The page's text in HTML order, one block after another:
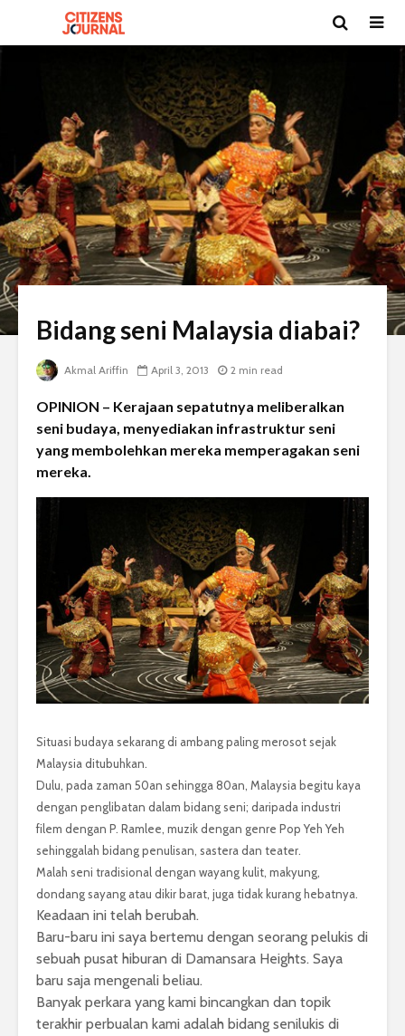
Bidang seni Malaysia diabai?
Akmal Ariffin April 3, 2013 2 min read
OPINION – Kerajaan sepatutnya meliberalkan
seni budaya, menyediakan infrastruktur seni
yang membolehkan mereka memperagakan seni
mereka.
Situasi budaya sekarang di ambang paling merosot sejak
Malaysia ditubuhkan.
Dulu, pada zaman 50an sehingga 80an, Malaysia begitu kaya
dengan penglibatan dalam bidang seni; daripada industri
filem dengan P. Ramlee, muzik dengan genre Pop Yeh Yeh
sehinggalah bidang penulisan, sastera dan teater.
Malah seni tradisional dengan wayang kulit, makyung,
dondang sayang atau dikir barat, juga tidak kurang hebatnya.
Keadaan ini telah berubah.
Baru-baru ini saya bertemu dengan seorang pelukis di
sebuah pusat hiburan di Damansara Heights. Saya
baru saja mengenali beliau.
Banyak perkara yang kami bincangkan dan topik
terakhir perbualan kami adalah bidang senilukis di